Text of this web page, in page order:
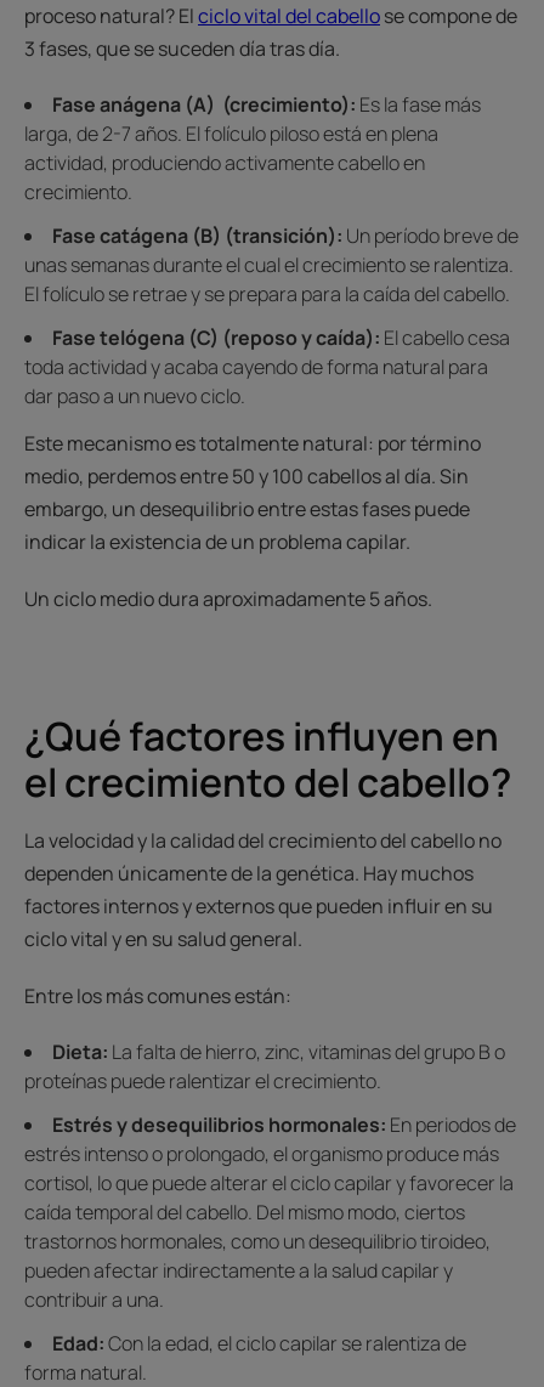
proceso natural? Elciclo vital del cabellose compone de
3 fases, que se suceden día tras día.
Fase anágena (A) (crecimiento): Es la fase más
larga, de 2-7 años. El folículo piloso está en plena
actividad, produciendo activamente cabello en
crecimiento.
Fase catágena (B) (transición): Un período breve de
unas semanas durante el cual el crecimiento se ralentiza.
El folículo se retrae y se prepara para la caída del cabello.
Fase telógena (C) (reposo y caída): El cabello cesa
toda actividad y acaba cayendo de forma natural para
dar paso a un nuevo ciclo.
Este mecanismo es totalmente natural: por término
medio, perdemos entre 50 y 100 cabellos al día. Sin
embargo, un desequilibrio entre estas fases puede
indicar la existencia de un problema capilar.
Un ciclo medio dura aproximadamente 5 años.
¿Qué factores influyen en
el crecimiento del cabello?
La velocidad y la calidad del crecimiento del cabello no
dependen únicamente de la genética. Hay muchos
factores internos y externos que pueden influir en su
ciclo vital y en su salud general.
Entre los más comunes están:
Dieta: La falta de hierro, zinc, vitaminas del grupo B o
proteínas puede ralentizar el crecimiento.
Estrés y desequilibrios hormonales: En periodos de
estrés intenso o prolongado, el organismo produce más
cortisol, lo que puede alterar el ciclo capilar y favorecer la
caída temporal del cabello. Del mismo modo, ciertos
trastornos hormonales, como un desequilibrio tiroideo,
pueden afectar indirectamente a la salud capilar y
contribuir a una.
Edad:Con la edad, el ciclo capilar se ralentiza de
forma natural.